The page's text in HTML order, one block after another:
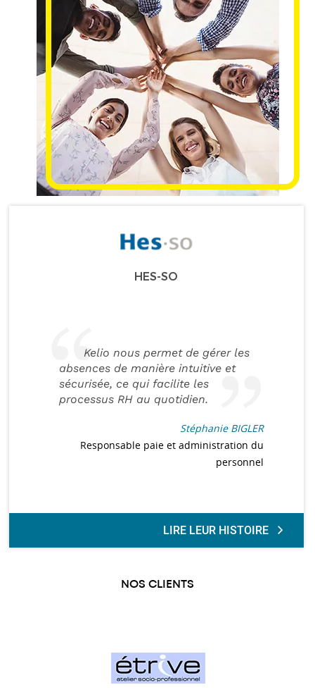
HES-SO
Kelio nous permet de gérer les
absences de manière intuitive et
sécurisée, ce qui facilite les
processus RH au quotidien.
Stéphanie BIGLER
Responsable paie et administration du
personnel
LIRE LEUR HISTOIRE
NOS CLIENTS